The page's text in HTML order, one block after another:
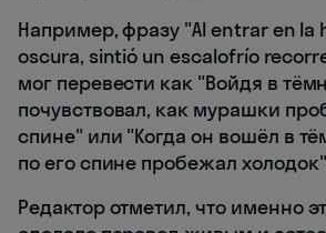
Например, фразу "Al entrar en la
oscura, sintió un escalofrío
мог перевести как "Войдя в
почувствовал, как мурашки
спине" или "Когда он вошёл в
по его спине пробежал
Редактор отметил, что именно